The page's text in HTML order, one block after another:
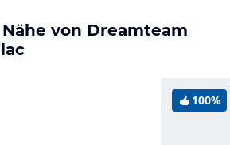
von Dreamteam
100%